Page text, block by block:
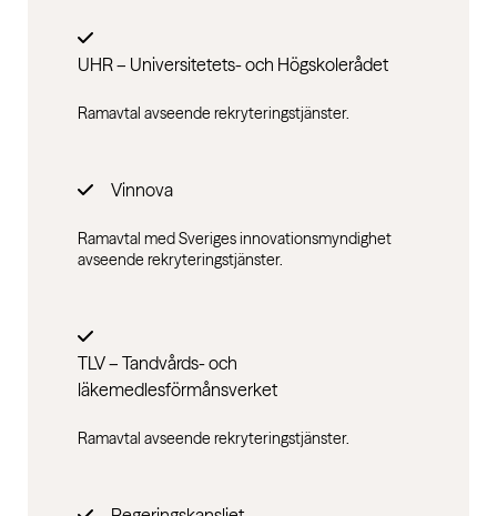
UHR – Universitetets- och Högskolerådet
Ramavtal avseende rekryteringstjänster.
Vinnova
Ramavtal med Sveriges innovationsmyndighet
avseende rekryteringstjänster.
TLV – Tandvårds- och
läkemedlesförmånsverket
Ramavtal avseende rekryteringstjänster.